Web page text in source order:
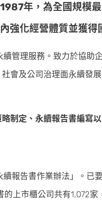
年，為全國規模
強化經營體質並獲得
管理服務。致力於協
會及公司治理面永續發
制定、永續報告書編寫
報告書作業辦法」。已
上市櫃公司共有1,072